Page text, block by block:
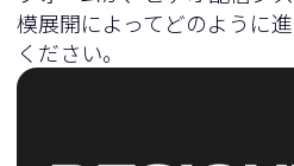
模展開によってどのように
ください。